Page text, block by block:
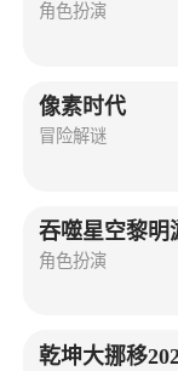
角色扮演
像素时代
冒险解谜
吞噬星空黎明
角色扮演
乾坤大挪移